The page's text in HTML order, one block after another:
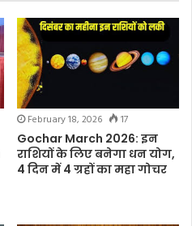
February 18, 2026
17
Gochar March 2026: इन
राशियों के लिए बनेगा धन योग,
4 दिन में 4 ग्रहों का महा गोचर